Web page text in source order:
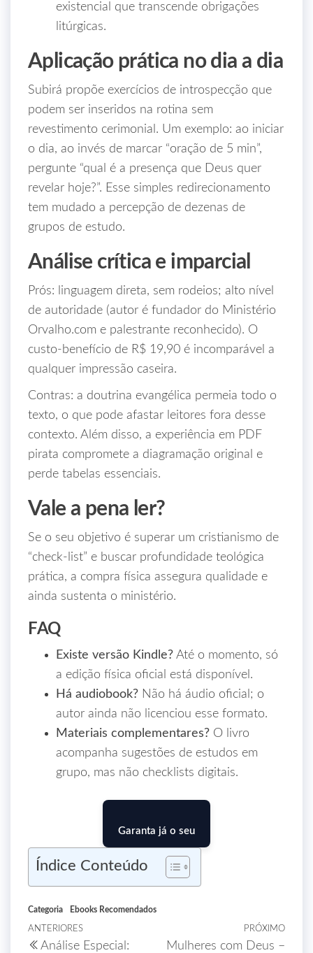
existencial que transcende obrigações
litúrgicas.
Aplicação prática no dia a dia
Subirá propõe exercícios de introspecção que
podem ser inseridos na rotina sem
revestimento cerimonial. Um exemplo: ao iniciar
o dia, ao invés de marcar “oração de 5 min”,
pergunte “qual é a presença que Deus quer
revelar hoje?”. Esse simples redirecionamento
tem mudado a percepção de dezenas de
grupos de estudo.
Análise crítica e imparcial
Prós: linguagem direta, sem rodeios; alto nível
de autoridade (autor é fundador do Ministério
Orvalho.com e palestrante reconhecido). O
custo‑benefício de R$ 19,90 é incomparável a
qualquer impressão caseira.
Contras: a doutrina evangélica permeia todo o
texto, o que pode afastar leitores fora desse
contexto. Além disso, a experiência em PDF
pirata compromete a diagramação original e
perde tabelas essenciais.
Vale a pena ler?
Se o seu objetivo é superar um cristianismo de
“check‑list” e buscar profundidade teológica
prática, a compra física assegura qualidade e
ainda sustenta o ministério.
FAQ
Existe versão Kindle? Até o momento, só
a edição física oficial está disponível.
Há audiobook? Não há áudio oficial; o
autor ainda não licenciou esse formato.
Materiais complementares? O livro
acompanha sugestões de estudos em
grupo, mas não checklists digitais.
Garanta já o seu
Índice Conteúdo
Categoria Ebooks Recomendados
ANTERIORES
Análise Especial:
PRÓXIMO
Mulheres com Deus –